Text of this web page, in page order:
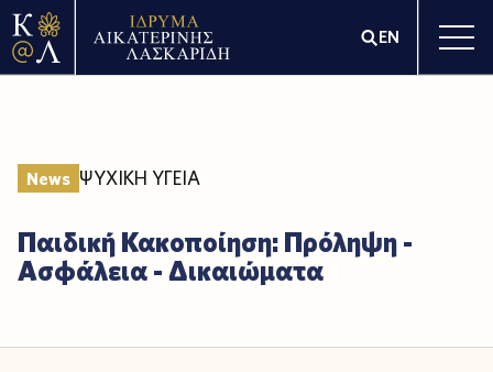
EN
News ΨΥΧΙΚΗ ΥΓΕΙΑ
Παιδική Κακοποίηση: Πρόληψη -
Ασφάλεια - Δικαιώματα